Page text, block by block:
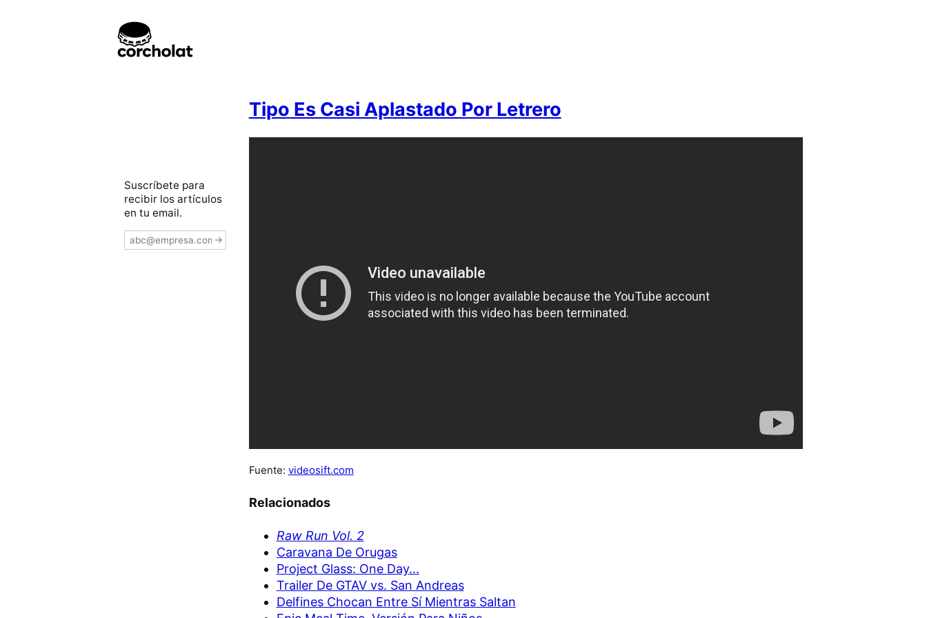
Tipo Es Casi Aplastado Por Letrero
Fuente: videosift.com
Relacionados
Raw Run Vol. 2
Caravana De Orugas
Project Glass: One Day...
Trailer De GTAV vs. San Andreas
Delfines Chocan Entre Sí Mientras Saltan
Suscríbete para
recibir los artículos
en tu email.